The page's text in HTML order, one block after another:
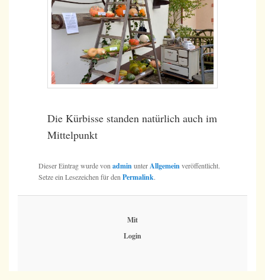
Die Kürbisse standen natürlich auch im
Mittelpunkt
Dieser Eintrag wurde vonadminunterAllgemeinveröffentlicht.
Setze ein Lesezeichen für denPermalink.
Mit
Login